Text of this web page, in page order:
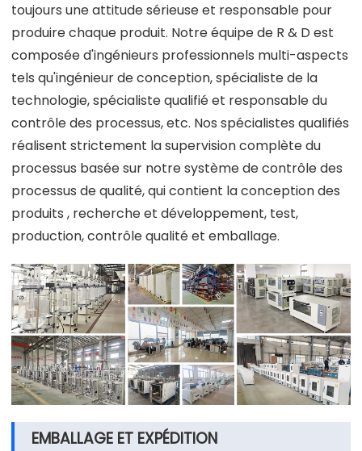
toujours une attitude sérieuse et responsable pour
produire chaque produit. Notre équipe de R & D est
composée d'ingénieurs professionnels multi-aspects
tels qu'ingénieur de conception, spécialiste de la
technologie, spécialiste qualifié et responsable du
contrôle des processus, etc. Nos spécialistes qualifiés
réalisent strictement la supervision complète du
processus basée sur notre système de contrôle des
processus de qualité, qui contient la conception des
produits , recherche et développement, test,
production, contrôle qualité et emballage.
EMBALLAGE ET EXPÉDITION